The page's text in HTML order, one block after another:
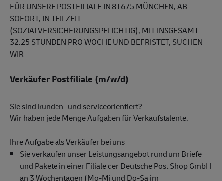
FÜR UNSERE POSTFILIALE IN 81675 MÜNCHEN, AB
SOFORT, IN TEILZEIT
(SOZIALVERSICHERUNGSPFLICHTIG), MIT INSGESAMT
32.25 STUNDEN PRO WOCHE UND BEFRISTET, SUCHEN
WIR
Verkäufer Postfiliale (m/w/d)
Sie sind kunden- und serviceorientiert?
Wir haben jede Menge Aufgaben für Verkaufstalente.
Ihre Aufgabe als Verkäufer bei uns
Sie verkaufen unser Leistungsangebot rund um Briefe
und Pakete in einer Filiale der Deutsche Post Shop GmbH
an 3 Wochentagen (Mo-Mi und Do-Sa im